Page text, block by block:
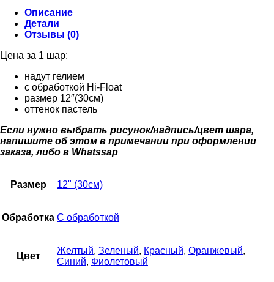
Описание
Детали
Отзывы (0)
Цена за 1 шар:
надут гелием
с обработкой Hi-Float
размер 12″(30см)
оттенок пастель
Если нужно выбрать рисунок/надпись/цвет шара,
напишите об этом в примечании при оформлении
заказа, либо в Whatssap
Размер 12" (30см)
Обработка С обработкой
Цвет
Желтый, Зеленый, Красный, Оранжевый,
Синий, Фиолетовый